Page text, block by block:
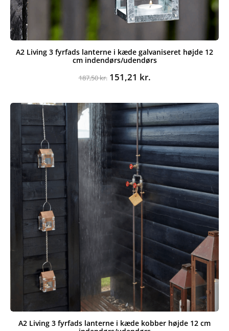
A2 Living 3 fyrfads lanterne i kæde galvaniseret højde 12
cm indendørs/udendørs
187,50kr. Den
var:
187,50 kr..
151,21 kr.Den
er:
151,21 kr..
A2 Living 3 fyrfads lanterne i kæde kobber højde 12 cm